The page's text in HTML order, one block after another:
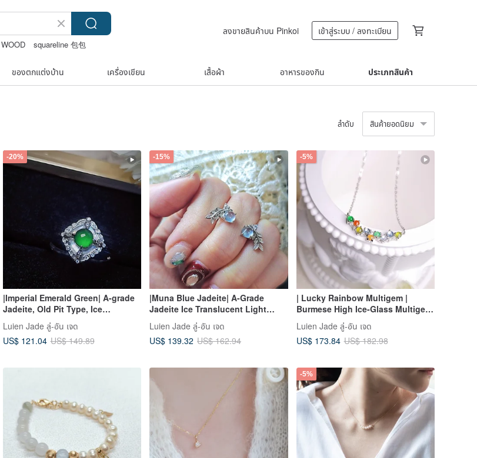
squareline 包包
ลงขายสินค้าบน Pinkoi เข้าสู่ระบบ / ลงทะเบียน
ของตกแต่งบ้าน เครื่องเขียน เสื้อผ้า อาหารของกิน ประเภทสินค้า
ลำดับ สินค้ายอดนิยม
-20%
|Imperial Emerald Green| A-grade
Jadeite, Old Pit Type, Ice
Translucent, Lush Emerald Green,
Large Egg Shape 5mm, Sterling
Silver Plated 18k, Lace Design
Luien Jade ลู่-อัน เจด
US$ 121.04 US$ 149.89
-15%
|Muna Blue Jadeite| A-Grade
Jadeite Ice Translucent Light
Blue-Purple Egg Shape 5mm
Sterling Silver Plated 18k Earrings
Luien Jade ลู่-อัน เจด
US$ 139.32 US$ 162.94
-5%
| Lucky Rainbow Multigem |
Burmese High Ice-Glass Multigem
Cabochon Sterling Silver Plated
with 18k Gold Irregular Necklace
Luien Jade ลู่-อัน เจด
US$ 173.84 US$ 182.98
-5%